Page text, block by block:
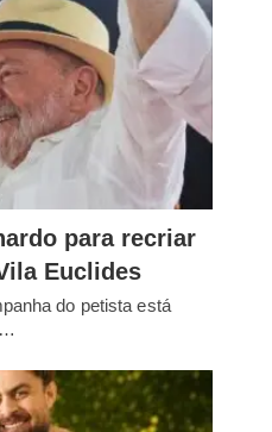
para recriar
Euclides
do petista está